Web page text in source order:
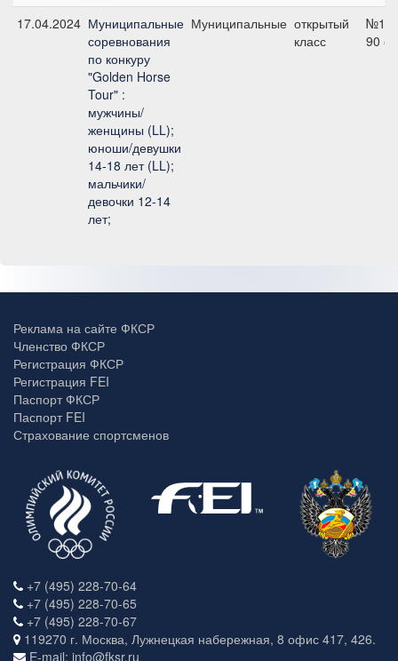
17.04.2024 Муниципальные
соревнования
по конкуру
"Golden Horse
Tour" :
мужчины/
женщины (LL);
юноши/девушки
14-18 лет (LL);
мальчики/
девочки 12-14
лет;
Муниципальные открытый
класс
№1А,
90 см
Реклама на сайте ФКСР
Членство ФКСР
Регистрация ФКСР
Регистрация FEI
Паспорт ФКСР
Паспорт FEI
Страхование спортсменов
+7 (495) 228-70-64
+7 (495) 228-70-65
+7 (495) 228-70-67
119270 г. Москва, Лужнецкая набережная, 8 офис 417, 426.
E-mail: info@fksr.ru